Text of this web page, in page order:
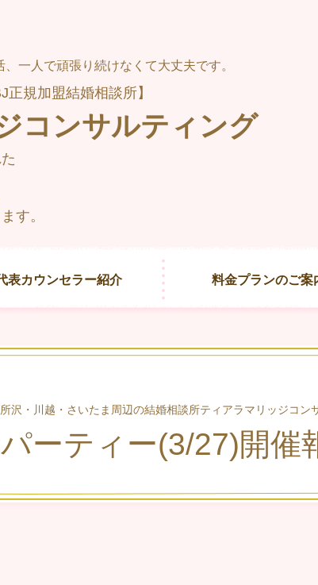
一人で頑張り続けなくて大丈夫です。
規加盟結婚相談所】
コンサルティング
す。
表カウンセラー紹介 料金プランのご案
沢・川越・さいたま周辺の結婚相談所ティアラマリッジコン
ーティー(3/27)開催